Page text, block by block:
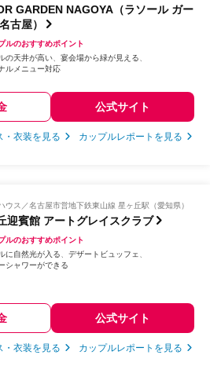
GARDEN NAGOYA（ラソール ガー
古屋）
ルのおすすめポイント
の天井が高い
宴会場から緑が見える
ルメニュー対応
公式サイト
・衣装を見る カップルレポートを見る
ウス 名古屋市営地下鉄東山線 星ヶ丘駅（愛知県）
迎賓館 アートグレイスクラブ
ルのおすすめポイント
に自然光が入る
デザートビュッフェ
シャワーができる
公式サイト
・衣装を見る カップルレポートを見る